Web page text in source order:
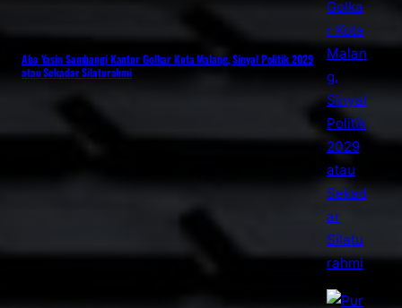
Aba Yasin Sambangi Kantor Golkar Kota Malang, Sinyal Politik 2029
atau Sekadar Silaturahmi